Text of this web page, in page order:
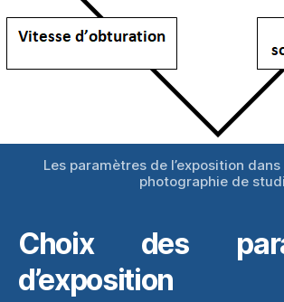
Les paramètres de l’exposition
photographie de
Choix des
d’exposition